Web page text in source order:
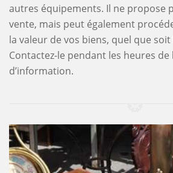
autres équipements. Il ne propose
vente, mais peut également
la valeur de vos biens, quel que soit
Contactez-le pendant les heures
d’information.